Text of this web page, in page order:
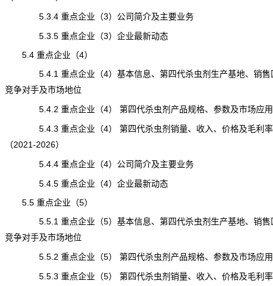
5.3.4 重点企业（3）公司简介及主要业务
5.3.5 重点企业（3）企业最新动态
5.4 重点企业（4）
5.4.1 重点企业（4）基本信息、第四代杀虫剂生产基地、销售
竞争对手及市场地位
5.4.2 重点企业（4） 第四代杀虫剂产品规格、参数及市场应用
5.4.3 重点企业（4） 第四代杀虫剂销量、收入、价格及毛利率
（2021-2026）
5.4.4 重点企业（4）公司简介及主要业务
5.4.5 重点企业（4）企业最新动态
5.5 重点企业（5）
5.5.1 重点企业（5）基本信息、第四代杀虫剂生产基地、销售
竞争对手及市场地位
5.5.2 重点企业（5） 第四代杀虫剂产品规格、参数及市场应用
5.5.3 重点企业（5） 第四代杀虫剂销量、收入、价格及毛利率